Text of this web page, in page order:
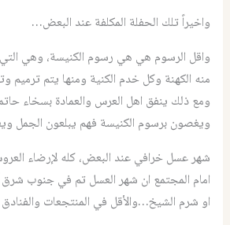
واخيراً تلك الحفلة المكلفة عند البعض…
واقل الرسوم هي هي رسوم الكنيسة، وهي
منه الكهنة وكل خدم الكنية ومنها يتم
ومع ذلك ينفق اهل العرس والعمادة بسخاء
ويغصون برسوم الكنيسة فهم يبلعون الجمل
شهر عسل خرافي عند البعض، كله لإرضاء
امام المجتمع ان شهر العسل تم في جنوب شرق
او شرم الشيخ…والأقل في المنتجعات